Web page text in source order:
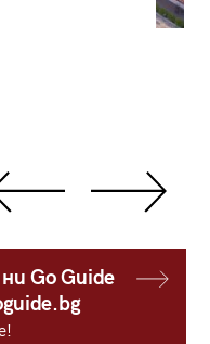
Go Guide